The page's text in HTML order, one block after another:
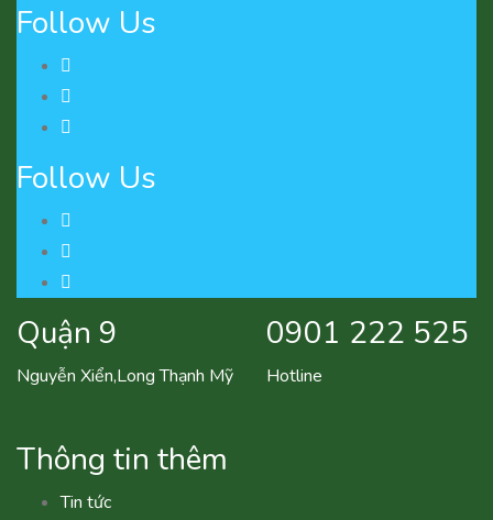
Follow Us
Follow Us
Quận 9
Nguyễn Xiển,Long Thạnh Mỹ
0901 222 525
Hotline
Thông tin thêm
Tin tức